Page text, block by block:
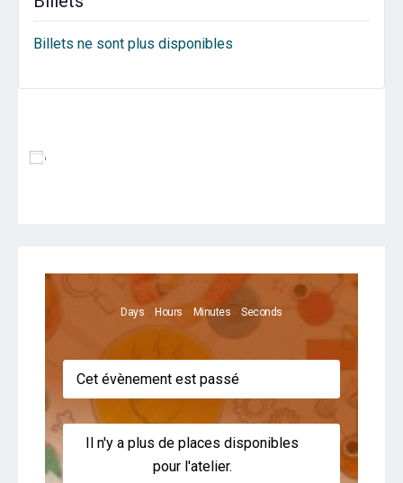
Billets ne sont plus disponibles
Days Hours Minutes Seconds
Cet évènement est passé
Il n'y a plus de places disponibles
pour l'atelier.